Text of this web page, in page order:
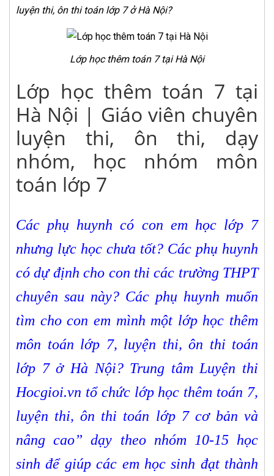
luyện thi, ôn thi toán lớp 7 ở Hà Nội?
Lớp học thêm toán 7 tại Hà Nội
Lớp học thêm toán 7 tại
Hà Nội | Giáo viên chuyên
luyện thi, ôn thi, dạy
nhóm, học nhóm môn
toán lớp 7
Các phụ huynh có con em học lớp 7
nhưng lực học chưa tốt? Các phụ huynh
có dự định cho con thi các trường THPT
chuyên sau này? Các phụ huynh muốn
tìm cho con em mình một lớp học thêm
môn toán lớp 7, luyện thi, ôn thi toán
lớp 7 ở Hà Nội? Trung tâm Luyện thi
Hocgioi.vn tổ chức lớp học thêm toán 7,
luyện thi, ôn thi toán lớp 7 cơ bản và
nâng cao” dạy theo nhóm 10-15 học
sinh để giúp các em học sinh đạt thành